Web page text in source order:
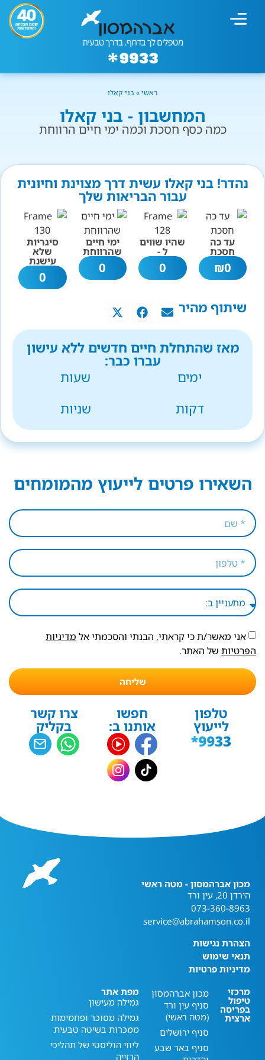
ראשי»בני קאלו
המחשבון - בני קאלו
כמה כסף חסכת וכמה ימי חיים הרווחת
נהדר! בני קאלו עשית דרך מצוינת וחיונית
עבור הבריאות שלך
עד כה
חסכת
0
₪
שהיו שווים
ל -
0
ימי חיים
שהרווחת
0
סיגריות
שלא
עישנת
0
שיתוף מהיר
מאז שהתחלת חיים חדשים ללא עישון
עברו כבר:
ימים
שעות
דקות
שניות
השאירו פרטים לייעוץ מהמומחים
אני מאשר/ת כי קראתי, הבנתי והסכמתי אל מדיניות
הפרטיות של האתר.
שליחה
טלפון
לייעוץ
חפשו
אותנו ב:
צרו קשר
בקליק
מכון אברהמסון - מטה ראשי
הירדן 20, עין ורד
073-360-8963
service@abrahamson.co.il
הצהרת נגישות
תנאי שימוש
מדיניות פרטיות
מרכזי
טיפול
בפריסה
ארצית
מכון אברהמסון
סניף עין ורד
(מטה ראשי)
סניף ירושלים
סניף באר שבע
מפת אתר
גמילה מעישון
גמילה מסוכר ופחמימות
ממכרות בשיטה טבעית
ליווי הוליסטי של תהליכי
הרזייה